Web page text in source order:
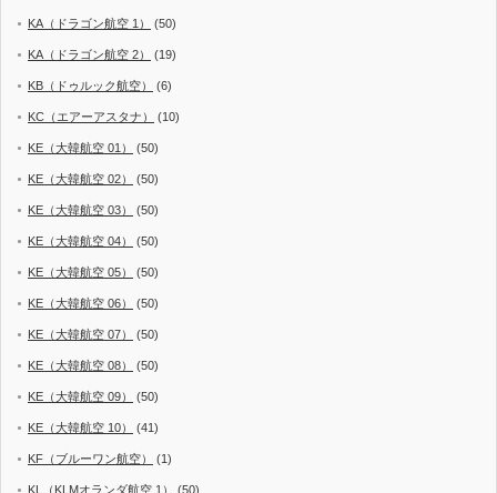
KA（ドラゴン航空 1） (50)
KA（ドラゴン航空 2） (19)
KB（ドゥルック航空） (6)
KC（エアーアスタナ） (10)
KE（大韓航空 01） (50)
KE（大韓航空 02） (50)
KE（大韓航空 03） (50)
KE（大韓航空 04） (50)
KE（大韓航空 05） (50)
KE（大韓航空 06） (50)
KE（大韓航空 07） (50)
KE（大韓航空 08） (50)
KE（大韓航空 09） (50)
KE（大韓航空 10） (41)
KF（ブルーワン航空） (1)
KL（KLMオランダ航空 1） (50)